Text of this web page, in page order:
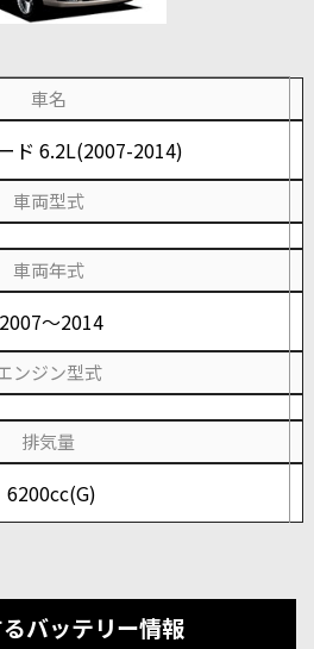
車名
ド 6.2L(2007-2014)
車両型式
車両年式
2007～2014
ンジン型式
排気量
6200cc(G)
バッテリー情報